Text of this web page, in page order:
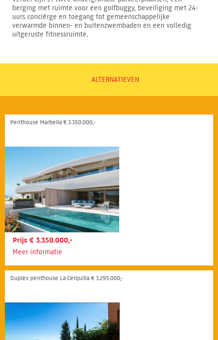
berging met ruimte voor een golfbuggy, beveiliging met 24-
uurs conciërge en toegang tot gemeenschappelijke
verwarmde binnen- en buitenzwembaden en een volledig
uitgeruste fitnessruimte.
ALTERNATIEVEN
Penthouse Marbella € 3.350.000,-
Prijs € 3.350.000,-
Meer informatie
Duplex penthouse La Cerquilla € 3.295.000,-